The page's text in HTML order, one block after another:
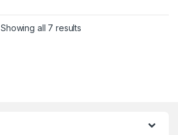
Showing all 7 results